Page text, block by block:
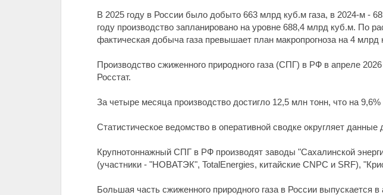
В 2025 году в России было добыто 663 млрд куб.м газа, в 2024-м -
году производство запланировано на уровне 688,4 млрд куб.м. По
фактическая добыча газа превышает план макропрогноза на 4 млрд
Производство сжиженного природного газа (СПГ) в РФ в апреле
Росстат.
За четыре месяца производство достигло 12,5 млн тонн, что на
Статистическое ведомство в оперативной сводке округляет данные
Крупнотоннажный СПГ в РФ производят заводы "Сахалинской
(участники - "НОВАТЭК", TotalEnergies, китайские CNPC и SRF),
Большая часть сжиженного природного газа в России выпускается